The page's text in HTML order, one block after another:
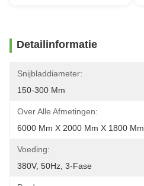
Detailinformatie
Snijbladdiameter:
150-300 Mm
Over Alle Afmetingen:
6000 Mm X 2000 Mm X 1800 Mm
Voeding:
380V, 50Hz, 3-Fase